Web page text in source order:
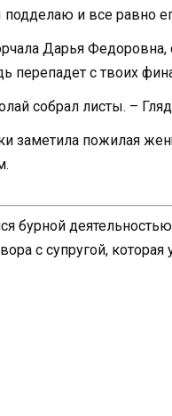
и все равно
Дарья
перепадет с твоих
собрал листы. –
заметила пожилая
бурной
с супругой,